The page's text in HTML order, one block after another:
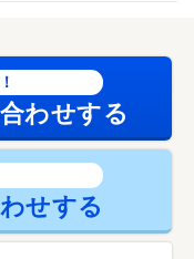
わせする
せする